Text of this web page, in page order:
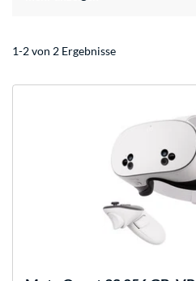
1-2 von 2 Ergebnisse